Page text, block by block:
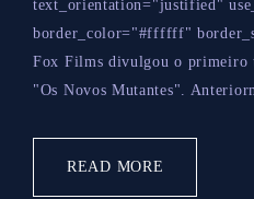
text_orientation="justified"
border_color="#ffffff"
Fox Films divulgou o primeiro
"Os Novos Mutantes".
READ MORE